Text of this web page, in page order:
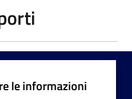
le informazioni